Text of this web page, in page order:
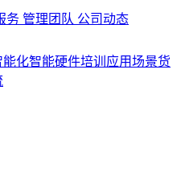
务 管理团队 公司动态
能化智能硬件培训 应用场景货